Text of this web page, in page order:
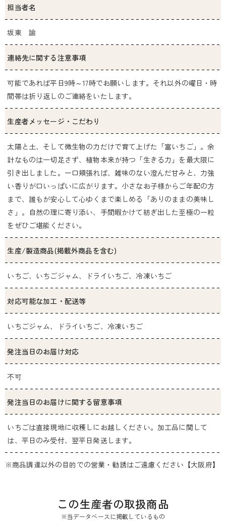
担当者名
坂東 諭
連絡先に関する注意事項
可能であれば平日9時～17時でお願いします。それ以外の曜日・時
間帯は折り返しのご連絡をいたします。
生産者メッセージ・こだわり
太陽と土、そして微生物の力だけで育て上げた「富いちご」。余
計なものは一切足さず、植物本来が持つ「生きる力」を最大限に
引き出しました。一口頬張れば、雑味のない澄んだ甘みと、力強
い香りが口いっぱいに広がります。小さなお子様からご年配の方
まで、誰もが安心して心ゆくまで楽しめる「ありのままの美味し
さ」。自然の理に寄り添い、手間暇かけて紡ぎ出した至極の一粒
をぜひご堪能ください。
生産/製造商品(掲載外商品を含む)
いちご、いちごジャム、ドライいちご、冷凍いちご
対応可能な加工・配送等
いちごジャム、ドライいちご、冷凍いちご
発注当日のお届け対応
不可
発注当日のお届けに関する留意事項
いちごは直接現地に収穫しにお越しください。加工品に関して
は、平日のみ受付、翌平日発送します。
※商品調達以外の目的での営業・勧誘はご遠慮ください【大阪府】
この生産者の取扱商品
※当データベースに掲載しているもの